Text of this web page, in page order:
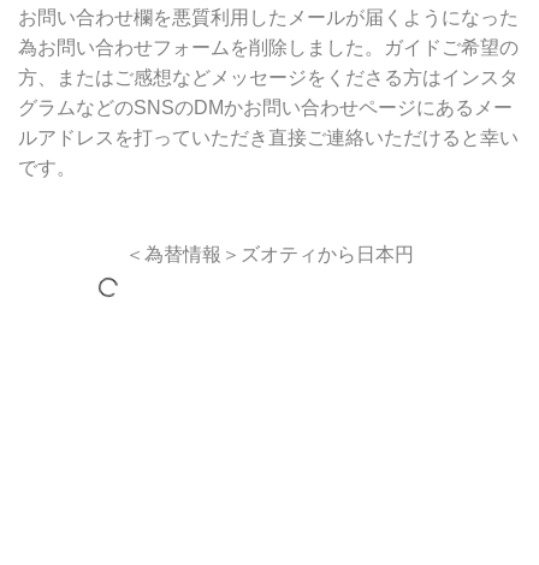
お問い合わせ欄を悪質利用したメールが届くようになった
為お問い合わせフォームを削除しました。ガイドご希望の
方、またはご感想などメッセージをくださる方はインスタ
グラムなどのSNSのDMかお問い合わせページにあるメー
ルアドレスを打っていただき直接ご連絡いただけると幸い
です。
＜為替情報＞ズオティから日本円